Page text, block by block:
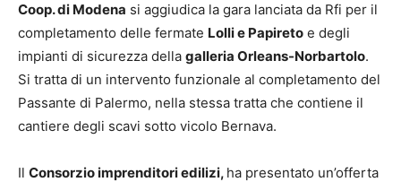
Coop. di Modena si aggiudica la gara lanciata da Rfi per il
completamento delle fermate Lolli e Papireto e degli
impianti di sicurezza della galleria Orleans-Norbartolo.
Si tratta di un intervento funzionale al completamento del
Passante di Palermo, nella stessa tratta che contiene il
cantiere degli scavi sotto vicolo Bernava.
Il Consorzio imprenditori edilizi, ha presentato un’offerta